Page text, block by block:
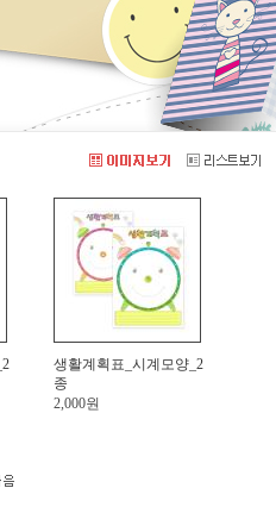
생활계획표_시계모양_2
종
2,000원